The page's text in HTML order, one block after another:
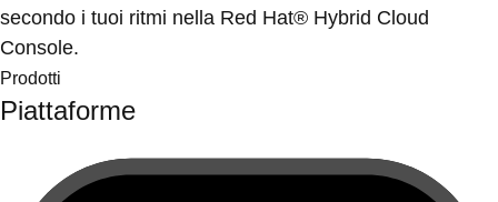
secondo i tuoi ritmi nella Red Hat® Hybrid Cloud
Console.
Prodotti
Piattaforme